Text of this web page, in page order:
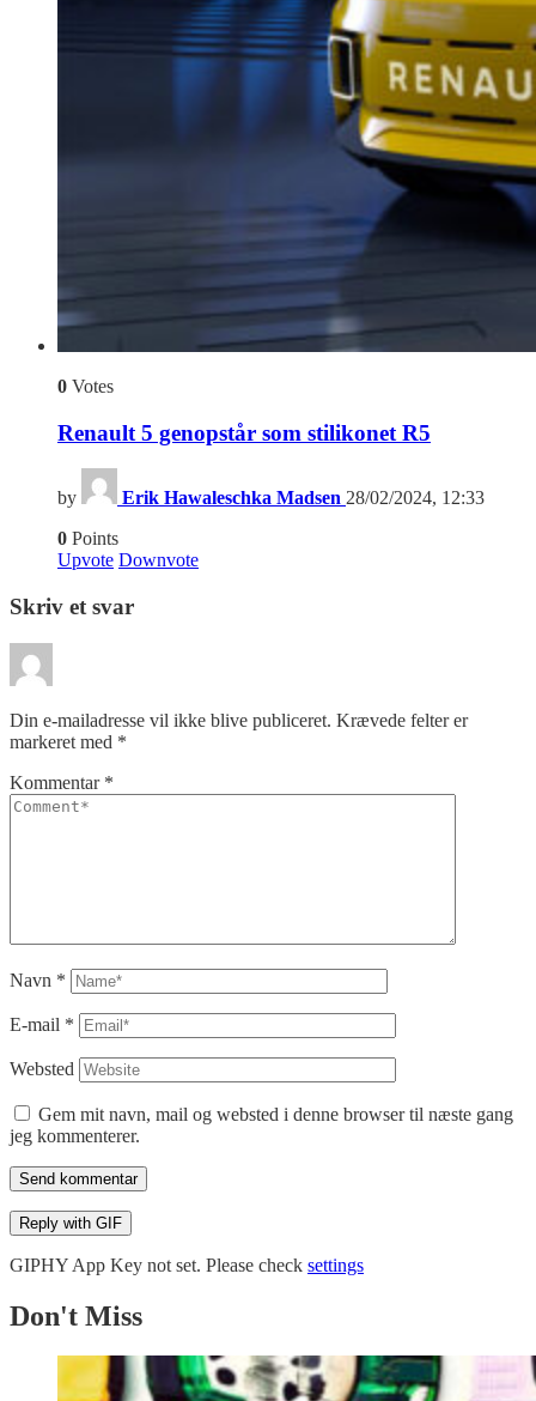
0 Votes
Renault 5 genopstår som stilikonet R5
by Erik Hawaleschka Madsen 28/02/2024, 12:33
0 Points
Upvote Downvote
Skriv et svar
Din e-mailadresse vil ikke blive publiceret. Krævede felter er
markeret med *
Kommentar *
Navn *
E-mail *
Websted
Gem mit navn, mail og websted i denne browser til næste gang
jeg kommenterer.
Send kommentar
Reply with GIF
GIPHY App Key not set. Please check settings
Don't Miss